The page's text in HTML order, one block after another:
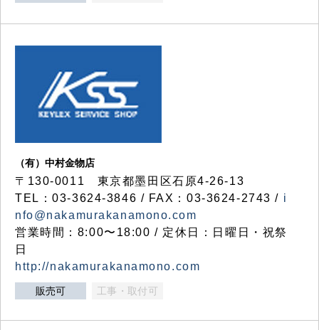
（有）中村金物店
〒130-0011 東京都墨田区石原4-26-13
TEL：03-3624-3846 / FAX：03-3624-2743 / i
nfo@nakamurakanamono.com
営業時間：8:00〜18:00 / 定休日：日曜日・祝祭
日
http://nakamurakanamono.com
販売可 工事・取付可